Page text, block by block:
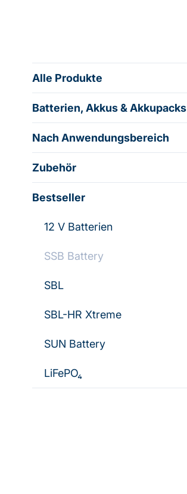
Alle Produkte
Batterien, Akkus & Akkupacks
Nach Anwendungsbereich
Zubehör
Bestseller
12 V Batterien
SSB Battery
SBL
SBL-HR Xtreme
SUN Battery
LiFePO₄